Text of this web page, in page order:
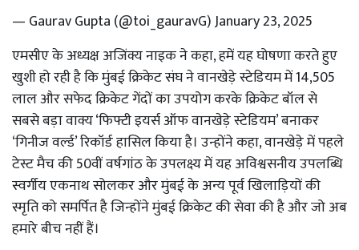
— Gaurav Gupta (@toi_gauravG)January 23, 2025
एमसीए के अध्यक्ष अजिंक्य नाइक ने कहा, हमें यह घोषणा करते हुए
खुशी हो रही है कि मुंबई क्रिकेट संघ ने वानखेड़े स्टेडियम में 14,505
लाल और सफेद क्रिकेट गेंदों का उपयोग करके क्रिकेट बॉल से
सबसे बड़ा वाक्य ‘फिफ्टी इयर्स ऑफ वानखेड़े स्टेडियम’ बनाकर
‘गिनीज वर्ल्ड’ रिकॉर्ड हासिल किया है। उन्होंने कहा, वानखेड़े में पहले
टेस्ट मैच की 50वीं वर्षगांठ के उपलक्ष्य में यह अविश्वसनीय उपलब्धि
स्वर्गीय एकनाथ सोलकर और मुंबई के अन्य पूर्व खिलाड़ियों की
स्मृति को समर्पित है जिन्होंने मुंबई क्रिकेट की सेवा की है और जो अब
हमारे बीच नहीं हैं।